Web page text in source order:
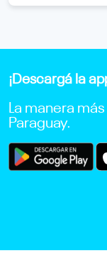
¡Descargá la
La manera
Paraguay.